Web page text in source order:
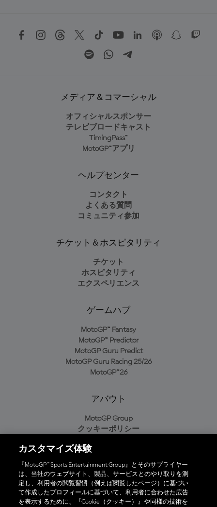
メディア＆コマーシャル
オフィシャルスポンサー
テレビブロードキャスト
TimingPass™
MotoGP™アプリ
ヘルプセンター
コンタクト
よくある質問
コミュニティ参加
チケット＆ホスピタリティ
チケット
ホスピタリティ
エクスペリエンス
ゲームハブ
MotoGP™ Fantasy
MotoGP™ Predictor
MotoGP Guru Predict
MotoGP Guru Racing 25/26
MotoGP™26
アバウト
MotoGP Group
クッキーポリシー
プライバシーポリシー
購入ポリシー
オフィシャルアプリ
カスタマイズ体験
『MotoGP™ Sports Entertainment Group』とそのサプライヤー
は、当社のウェブサイト、製品、サービスとのやり取りを測
定し、利用者の閲覧習慣（例えば閲覧したページ）に基づい
て作成したプロフィールに基づいて、利用者に合わせた広告
を表示するために、『Cookie（クッキー）』や同様の技術を